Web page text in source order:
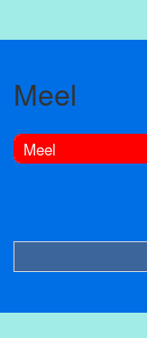
Meel
Meel